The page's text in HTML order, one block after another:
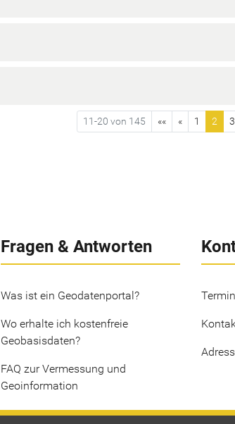
11-20 von 145 «« « 1 2 3
Fragen & Antworten
Was ist ein Geodatenportal?
Wo erhalte ich kostenfreie
Geobasisdaten?
FAQ zur Vermessung und
Geoinformation